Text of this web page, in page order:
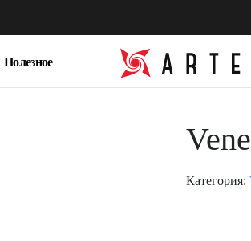
Полезное
Категория: